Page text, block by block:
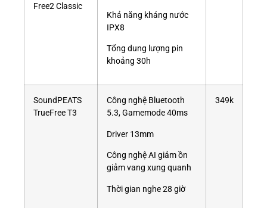
Free2 Classic
Khả năng kháng nước
IPX8
Tổng dung lượng pin
khoảng 30h
SoundPEATS
TrueFree T3
Công nghệ Bluetooth
5.3, Gamemode 40ms
Driver 13mm
Công nghệ AI giảm ồn
giảm vang xung quanh
Thời gian nghe 28 giờ
349k